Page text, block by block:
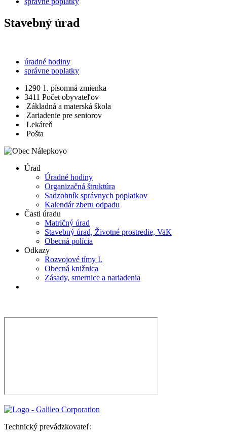
Stavebný úrad
úradné hodiny
správne poplatky
1290 1. písomná zmienka
3411 Počet obyvateľov
Základná a materská škola
Zariadenie pre seniorov
Lekáreň
Pošta
Úrad
Úradné hodiny
Organizačná štruktúra
Sadzobník správnych poplatkov
Kalendár zberu odpadu
Časti úradu
Matričný úrad
Stavebný úrad, Životné prostredie, VaK
Obecná polícia
Odkazy
Rozvojové tímy I.
Obecná knižnica
Zásady, smernice a nariadenia
Technický prevádzkovateľ: